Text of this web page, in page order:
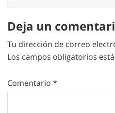
Deja un
Tu dirección de correo
Los campos obligatorios
Comentario *